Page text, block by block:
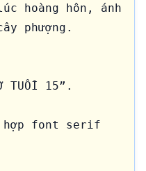
hoàng hôn, ánh
phượng.
TUỔI 15”.
hợp font serif